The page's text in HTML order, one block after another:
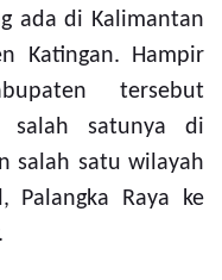
ada di Kalimantan
Katingan. Hampir
tersebut
salah satunya di
salah satu wilayah
Palangka Raya ke